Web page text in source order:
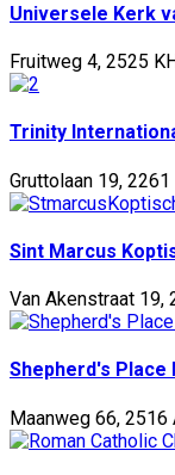
Universele Kerk
Fruitweg 4, 2525
Trinity
Gruttolaan 19,
Sint Marcus
Van Akenstraat 19,
Shepherd's Place
Maanweg 66, 2516